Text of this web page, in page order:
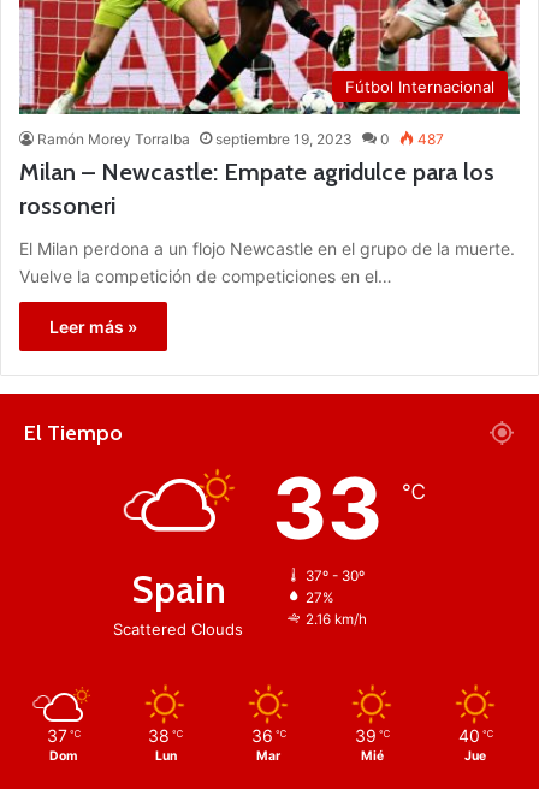
Fútbol Internacional
Ramón Morey Torralba septiembre 19, 2023 0 487
Milan – Newcastle: Empate agridulce para los
rossoneri
El Milan perdona a un flojo Newcastle en el grupo de la muerte.
Vuelve la competición de competiciones en el…
Leer más »
El Tiempo
Spain
Scattered Clouds
33 ℃
37º - 30º
27%
2.16 km/h
37 ℃
Dom
38 ℃
Lun
36 ℃
Mar
39 ℃
Mié
40 ℃
Jue